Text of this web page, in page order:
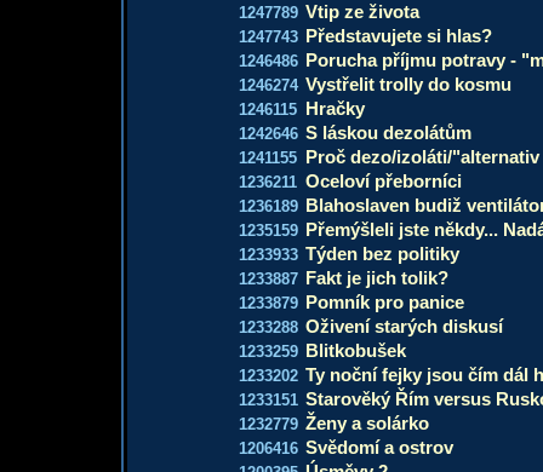
1247789 Vtip ze života
1247743 Představujete si hlas?
1246486 Porucha příjmu potravy -
1246274 Vystřelit trolly do kosmu
1246115 Hračky
1242646 S láskou dezolátům
1241155 Proč dezo/izoláti/
1236211 Oceloví přeborníci
1236189 Blahoslaven budiž
1235159 Přemýšleli jste někdy...
1233933 Týden bez politiky
1233887 Fakt je jich tolik?
1233879 Pomník pro panice
1233288 Oživení starých diskusí
1233259 Blitkobušek
1233202 Ty noční fejky jsou čím dál
1233151 Starověký Řím versus
1232779 Ženy a solárko
1206416 Svědomí a ostrov